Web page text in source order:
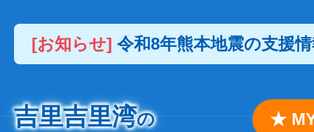
[お知らせ] 令和8年熊本地震の支援
吉里吉里湾の
★